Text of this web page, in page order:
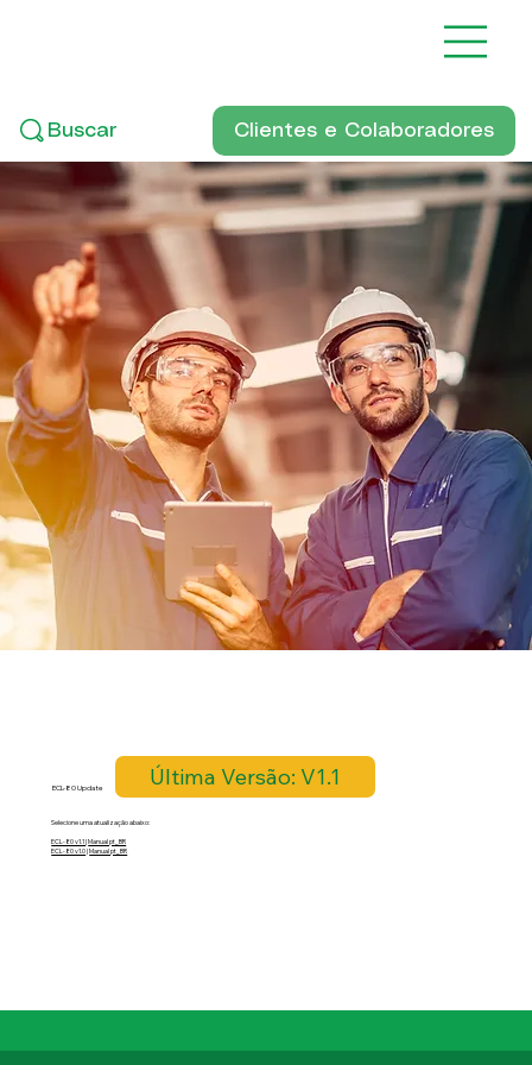
Clientes e Colaboradores
Buscar
Última Versão: V1.1
ECL-80 Update
Selecione uma atualização abaixo:
ECL-80 v1.1 |Manual pt_BR
ECL-80 v1.0 |Manual pt_BR